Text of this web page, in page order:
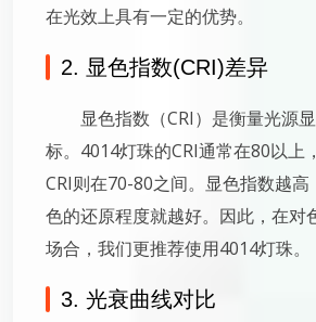
在光效上具有一定的优势。
2. 显色指数(CRI)差异
显色指数（CRI）是衡量光源
标。4014灯珠的CRI通常在80以上
CRI则在70-80之间。显色指数越高
色的还原程度就越好。因此，在对
场合，我们更推荐使用4014灯珠。
3. 光衰曲线对比